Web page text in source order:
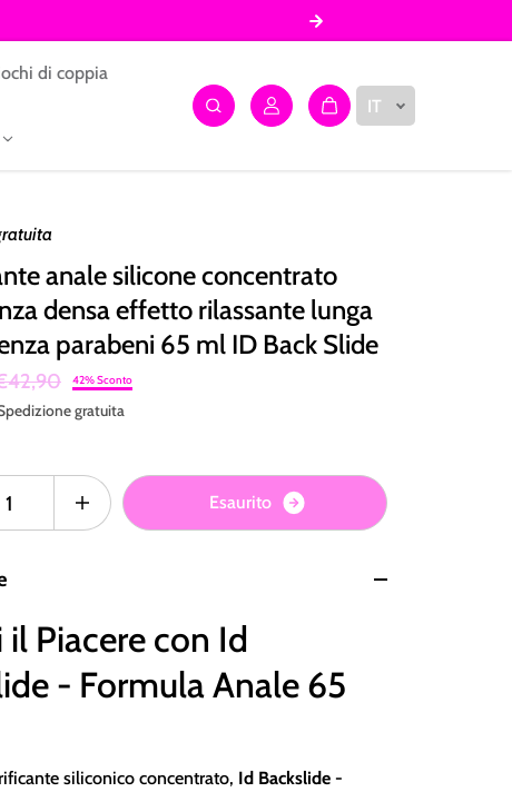
di coppia
IT
anale silicone concentrato
densa effetto rilassante lunga
parabeni 65 ml ID Back Slide
42% Sconto
gratuita
Esaurito
il Piacere con Id
- Formula Anale 65
siliconico concentrato, Id Backslide -